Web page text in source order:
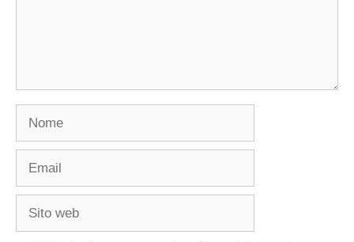
Nome
Email
Sito